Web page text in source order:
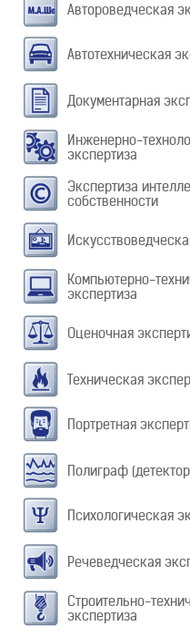
Автороведческая
Автотехническая
Документарная
Инженерно-
экспертиза
Экспертиза
собственности
Компьютерно-
экспертиза
Оценочная
Техническая
Портретная
Полиграф
Психологическая
Речеведческая
Строительно-
экспертиза